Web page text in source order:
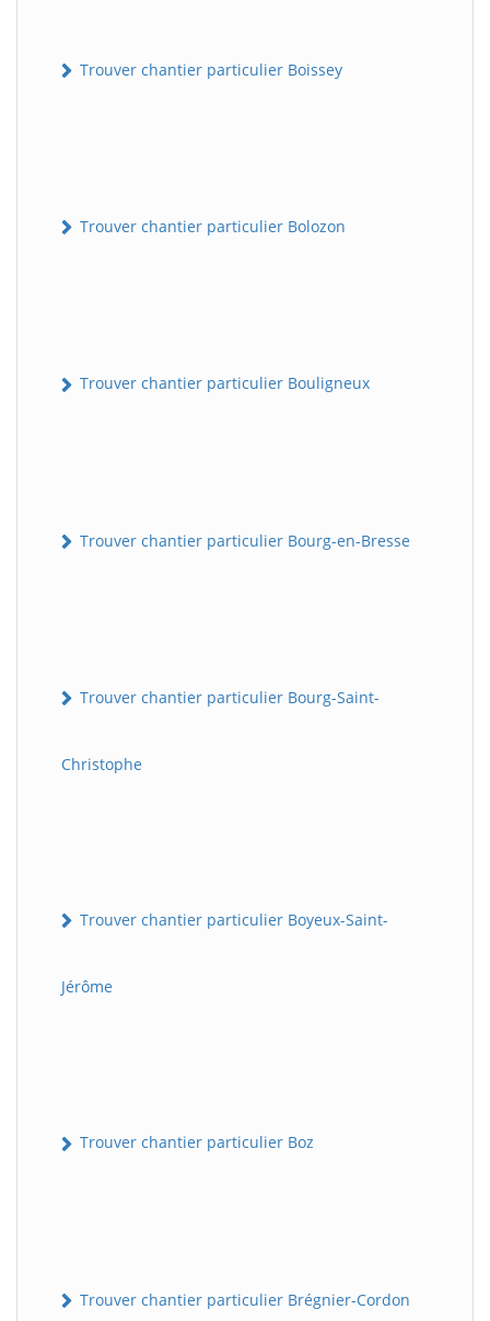
Trouver chantier particulier Boissey
Trouver chantier particulier Bolozon
Trouver chantier particulier Bouligneux
Trouver chantier particulier Bourg-en-Bresse
Trouver chantier particulier Bourg-Saint-
Christophe
Trouver chantier particulier Boyeux-Saint-
Jérôme
Trouver chantier particulier Boz
Trouver chantier particulier Brégnier-Cordon